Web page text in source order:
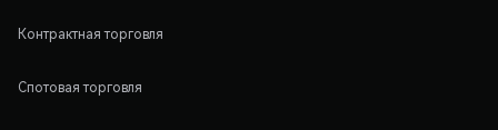
Контрактная торговля
Спотовая торговля